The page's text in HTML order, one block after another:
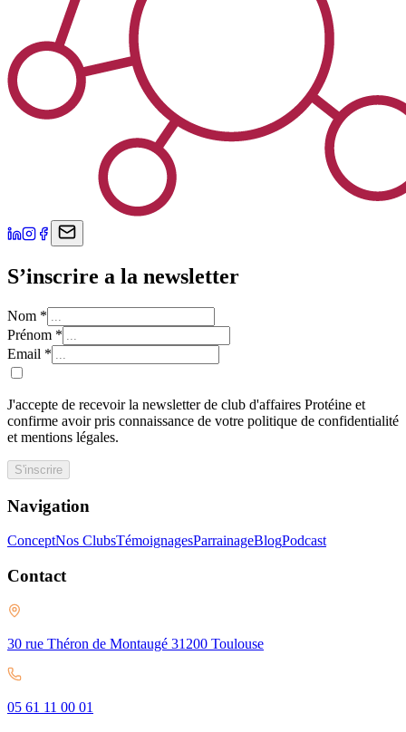
S’inscrire a la newsletter
Nom *
Prénom *
Email *
J'accepte de recevoir la newsletter de club d'affaires Protéine et
confirme avoir pris connaissance de votre politique de confidentialité
et mentions légales.
S'inscrire
Navigation
ConceptNos ClubsTémoignagesParrainageBlogPodcast
Contact
30 rue Théron de Montaugé 31200 Toulouse
05 61 11 00 01